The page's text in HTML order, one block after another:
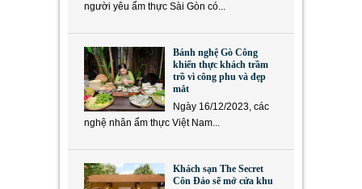
người yêu ẩm thực Sài Gòn có...
Bánh nghệ Gò Công
khiến thực khách trầm
trồ vì công phu và đẹp
mắt
Ngày 16/12/2023, các
nghệ nhân ẩm thực Việt Nam...
Khách sạn The Secret
Côn Đảo sẽ mở cửa khu